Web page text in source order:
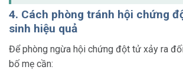
4. Cách phòng tránh hội chứng
sinh hiệu quả
Để phòng ngừa hội chứng đột tử xảy ra
bố mẹ cần: